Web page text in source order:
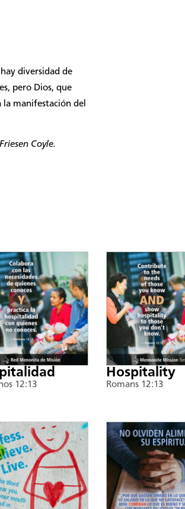
diversidad de
pero Dios, que
la manifestación del
Coyle.
12:13
Hospitality
Romans 12:13